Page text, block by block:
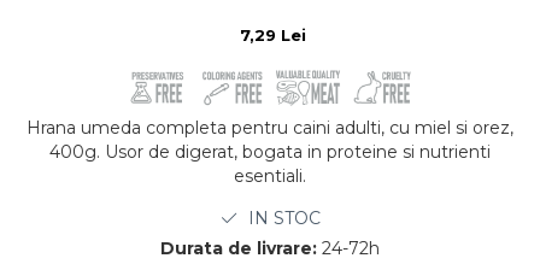
7,29 Lei
Hrana umeda completa pentru caini adulti, cu miel si orez,
400g. Usor de digerat, bogata in proteine si nutrienti
esentiali.
IN STOC
Durata de livrare: 24-72h